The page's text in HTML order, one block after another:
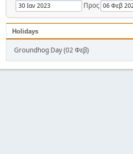
Προς
Holidays
Groundhog Day (02 Φεβ)